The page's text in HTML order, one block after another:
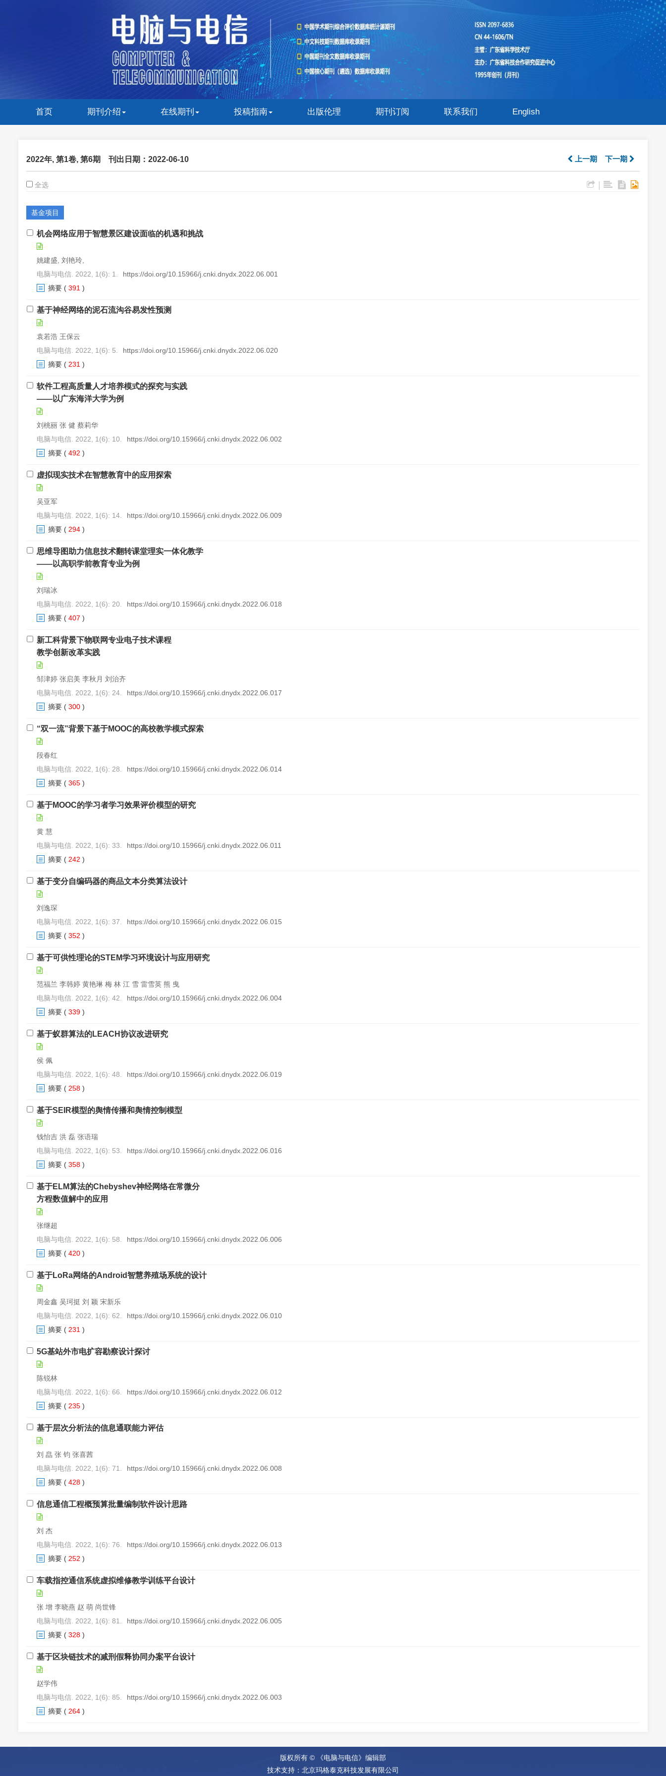
首页 期刊介绍 在线期刊 投稿指南 出版伦理 期刊订阅 联系我们 English
2022年, 第1卷, 第6期 刊出日期：2022-06-10 上一期 下一期
全选
基金项目
机会网络应用于智慧景区建设面临的机遇和挑战
姚建盛, 刘艳玲,
电脑与电信. 2022, 1(6): 1.
https://doi.org/10.15966/j.cnki.dnydx.2022.06.001
摘要 ( 391 )
基于神经网络的泥石流沟谷易发性预测
袁若浩 王保云
电脑与电信. 2022, 1(6): 5.
https://doi.org/10.15966/j.cnki.dnydx.2022.06.020
摘要 ( 231 )
软件工程高质量人才培养模式的探究与实践
——以广东海洋大学为例
刘桃丽 张 健 蔡莉华
电脑与电信. 2022, 1(6): 10.
https://doi.org/10.15966/j.cnki.dnydx.2022.06.002
摘要 ( 492 )
虚拟现实技术在智慧教育中的应用探索
吴亚军
电脑与电信. 2022, 1(6): 14.
https://doi.org/10.15966/j.cnki.dnydx.2022.06.009
摘要 ( 294 )
思维导图助力信息技术翻转课堂理实一体化教学
——以高职学前教育专业为例
刘瑞冰
电脑与电信. 2022, 1(6): 20.
https://doi.org/10.15966/j.cnki.dnydx.2022.06.018
摘要 ( 407 )
新工科背景下物联网专业电子技术课程
教学创新改革实践
邹津婷 张启美 李秋月 刘治齐
电脑与电信. 2022, 1(6): 24.
https://doi.org/10.15966/j.cnki.dnydx.2022.06.017
摘要 ( 300 )
“双一流”背景下基于MOOC的高校教学模式探索
段春红
电脑与电信. 2022, 1(6): 28.
https://doi.org/10.15966/j.cnki.dnydx.2022.06.014
摘要 ( 365 )
基于MOOC的学习者学习效果评价模型的研究
黄 慧
电脑与电信. 2022, 1(6): 33.
https://doi.org/10.15966/j.cnki.dnydx.2022.06.011
摘要 ( 242 )
基于变分自编码器的商品文本分类算法设计
刘逸琛
电脑与电信. 2022, 1(6): 37.
https://doi.org/10.15966/j.cnki.dnydx.2022.06.015
摘要 ( 352 )
基于可供性理论的STEM学习环境设计与应用研究
范福兰 李韩婷 黄艳琳 梅 林 江 雪 雷雪英 熊 曳
电脑与电信. 2022, 1(6): 42.
https://doi.org/10.15966/j.cnki.dnydx.2022.06.004
摘要 ( 339 )
基于蚁群算法的LEACH协议改进研究
侯 佩
电脑与电信. 2022, 1(6): 48.
https://doi.org/10.15966/j.cnki.dnydx.2022.06.019
摘要 ( 258 )
基于SEIR模型的舆情传播和舆情控制模型
钱怡吉 洪 磊 张语瑞
电脑与电信. 2022, 1(6): 53.
https://doi.org/10.15966/j.cnki.dnydx.2022.06.016
摘要 ( 358 )
基于ELM算法的Chebyshev神经网络在常微分
方程数值解中的应用
张继超
电脑与电信. 2022, 1(6): 58.
https://doi.org/10.15966/j.cnki.dnydx.2022.06.006
摘要 ( 420 )
基于LoRa网络的Android智慧养殖场系统的设计
周金鑫 吴珂挺 刘 颖 宋新乐
电脑与电信. 2022, 1(6): 62.
https://doi.org/10.15966/j.cnki.dnydx.2022.06.010
摘要 ( 231 )
5G基站外市电扩容勘察设计探讨
陈锐林
电脑与电信. 2022, 1(6): 66.
https://doi.org/10.15966/j.cnki.dnydx.2022.06.012
摘要 ( 235 )
基于层次分析法的信息通联能力评估
刘 皛 张 钧 张喜茜
电脑与电信. 2022, 1(6): 71.
https://doi.org/10.15966/j.cnki.dnydx.2022.06.008
摘要 ( 428 )
信息通信工程概预算批量编制软件设计思路
刘 杰
电脑与电信. 2022, 1(6): 76.
https://doi.org/10.15966/j.cnki.dnydx.2022.06.013
摘要 ( 252 )
车载指控通信系统虚拟维修教学训练平台设计
张 增 李晓燕 赵 萌 尚世锋
电脑与电信. 2022, 1(6): 81.
https://doi.org/10.15966/j.cnki.dnydx.2022.06.005
摘要 ( 328 )
基于区块链技术的减刑假释协同办案平台设计
赵学伟
电脑与电信. 2022, 1(6): 85.
https://doi.org/10.15966/j.cnki.dnydx.2022.06.003
摘要 ( 264 )
版权所有 © 《电脑与电信》编辑部
技术支持： 北京玛格泰克科技发展有限公司